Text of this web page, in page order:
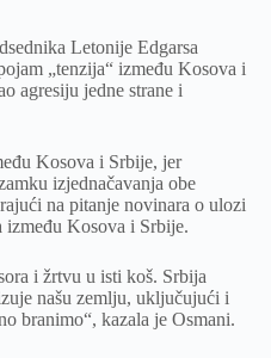
Letonije Edgarsa
„tenzija“ između Kosova i
agresiju jedne strane i
Kosova i Srbije, jer
izjednačavanja obe
na pitanje novinara o ulozi
između Kosova i Srbije.
i žrtvu u isti koš. Srbija
našu zemlju, uključujući i
branimo“, kazala je Osmani.